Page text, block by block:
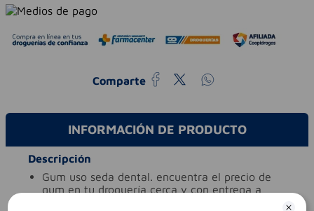
Comparte
INFORMACIÓN DE PRODUCTO
Descripción
gum uso seda dental. encuentra el precio de
gum en tu droguería cerca y con entrega a